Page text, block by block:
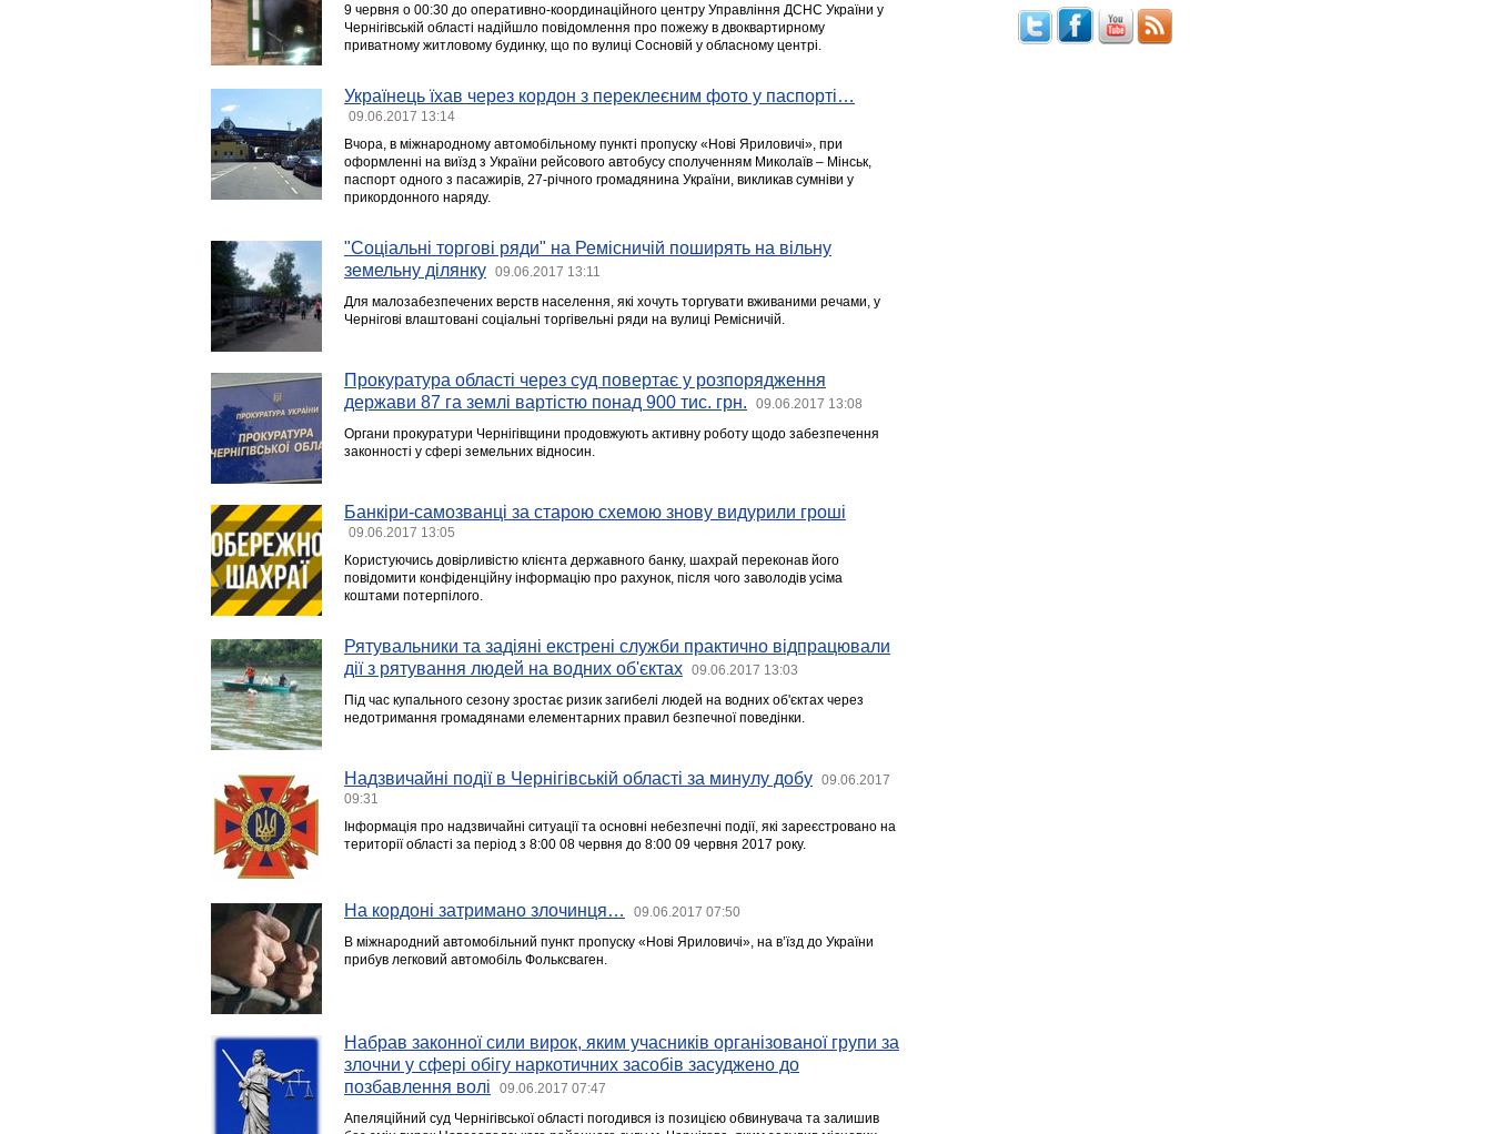
9 червня о 00:30 до оперативно-координаційного центру Управління ДСНС України у
Чернігівській області надійшло повідомлення про пожежу в двоквартирному
приватному житловому будинку, що по вулиці Сосновій у обласному центрі.
Українець їхав через кордон з переклеєним фото у паспорті…
09.06.2017 13:14
Вчора, в міжнародному автомобільному пункті пропуску «Нові Яриловичі», при
оформленні на виїзд з України рейсового автобусу сполученням Миколаїв – Мінськ,
паспорт одного з пасажирів, 27-річного громадянина України, викликав сумніви у
прикордонного наряду.
"Соціальні торгові ряди" на Ремісничій поширять на вільну
земельну ділянку
09.06.2017 13:11
Для малозабезпечених верств населення, які хочуть торгувати вживаними речами, у
Чернігові влаштовані соціальні торгівельні ряди на вулиці Ремісничій.
Прокуратура області через суд повертає у розпорядження
держави 87 га землі вартістю понад 900 тис. грн.
09.06.2017 13:08
Органи прокуратури Чернігівщини продовжують активну роботу щодо забезпечення
законності у сфері земельних відносин.
Банкіри-самозванці за старою схемою знову видурили гроші
09.06.2017 13:05
Користуючись довірливістю клієнта державного банку, шахрай переконав його
повідомити конфіденційну інформацію про рахунок, після чого заволодів усіма
коштами потерпілого.
Рятувальники та задіяні екстрені служби практично відпрацювали
дії з рятування людей на водних об'єктах
09.06.2017 13:03
Під час купального сезону зростає ризик загибелі людей на водних об'єктах через
недотримання громадянами елементарних правил безпечної поведінки.
Надзвичайні події в Чернігівській області за минулу добу
09.06.2017
09:31
Інформація про надзвичайні ситуації та основні небезпечні події, які зареєстровано на
території області за період з 8:00 08 червня до 8:00 09 червня 2017 року.
На кордоні затримано злочинця… 09.06.2017 07:50
В міжнародний автомобільний пункт пропуску «Нові Яриловичі», на в’їзд до України
прибув легковий автомобіль Фольксваген.
Набрав законної сили вирок, яким учасників організованої групи за
злочни у сфері обігу наркотичних засобів засуджено до
позбавлення волі
09.06.2017 07:47
Апеляційний суд Чернігівської області погодився із позицією обвинувача та залишив